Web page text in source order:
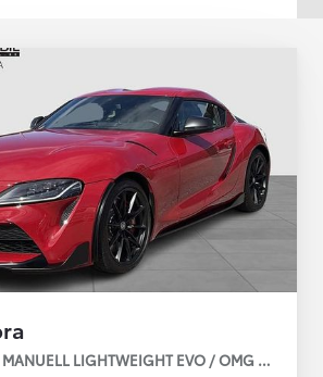
LIGHTWEIGHT EVO / OMG LEV!